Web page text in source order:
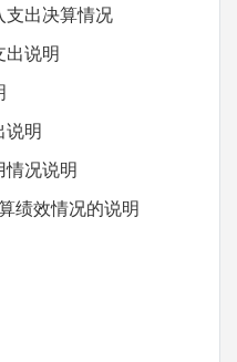
出决算情况
说明
明
况说明
效情况的说明